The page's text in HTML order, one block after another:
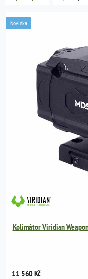
Novinka
Kolimátor Viridian
11 560 Kč